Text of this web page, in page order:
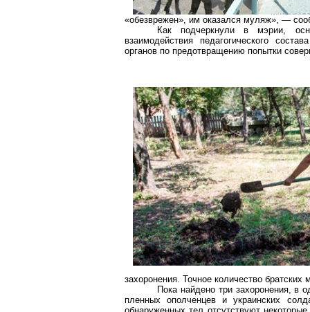
«обезврежен», им оказался муляж», —
Как подчеркнули в мэрии,
взаимодействия педагогического
органов по предотвращению попытки
захоронения. Точное количество
Пока найдено три захоронения,
пленных ополченцев и украинских